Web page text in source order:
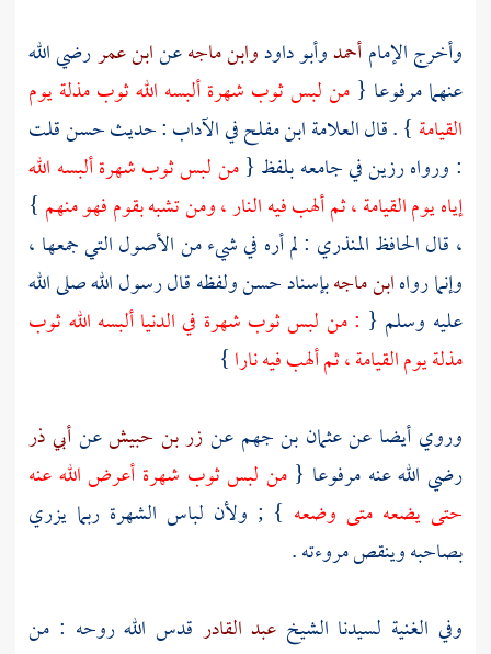
وأخرج الإمامأحمدوأبو داودوابن ماجهعنابن عمررضي الله
عنهما مرفوعا {من لبس ثوب شهرة ألبسه الله ثوب مذلة يوم
القيامة } . قال العلامةابن مفلحفي الآداب : حديث حسن قلت
: ورواهرزينفي جامعه بلفظ {من لبس ثوب شهرة ألبسه الله
إياه يوم القيامة ، ثم ألهب فيه النار ، ومن تشبه بقوم فهو منهم }
، قالالحافظ المنذري : لم أره في شيء من الأصول التي جمعها ،
وإنما رواهابن ماجهبإسناد حسن ولفظه قال رسول الله صلى الله
عليه وسلم { : من لبس ثوب شهرة في الدنيا ألبسه الله ثوب
مذلة يوم القيامة ، ثم ألهب فيه نارا}
وروي أيضا عنعثمان بن جهم عنزر بن حبيشعنأبي ذر
رضي الله عنه مرفوعا {من لبس ثوب شهرة أعرض الله عنه
حتى يضعه متى وضعه } ; ولأن لباس الشهرة ربما يزري
بصاحبه وينقص مروءته .
وفي الغنية لسيدنا الشيخ عبد القادر قدس الله روحه : من